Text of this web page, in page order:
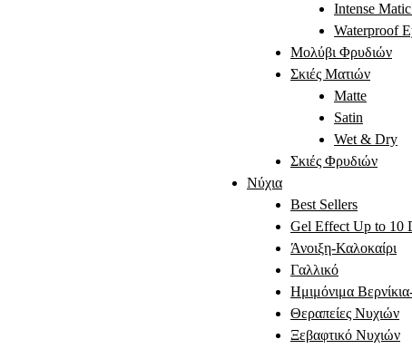
Intense
Waterproof
Μολύβι Φρυδιών
Σκιές Ματιών
Matte
Satin
Wet & Dry
Σκιές Φρυδιών
Νύχια
Best Sellers
Gel Effect Up to 10
Άνοιξη-Καλοκαίρι
Γαλλικό
Ημιμόνιμα
Θεραπείες Νυχιών
Ξεβαφτικό Νυχιών